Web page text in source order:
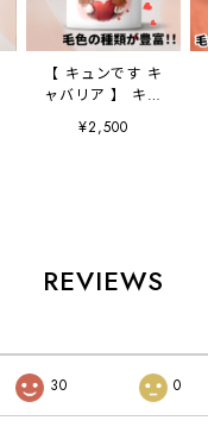
【 キュンです キ
ャバリア 】 キャ
ニスター 保存容
器 お家用 プレ
¥2,500
REVIEWS
30 0